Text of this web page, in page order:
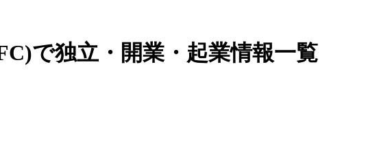
で独立・開業・起業情報一覧